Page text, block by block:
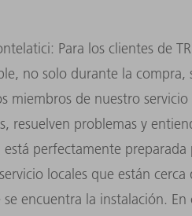
Para los clientes de
no solo durante la
miembros de nuestro
resuelven problemas y
está perfectamente
locales que están
encuentra la instalación.